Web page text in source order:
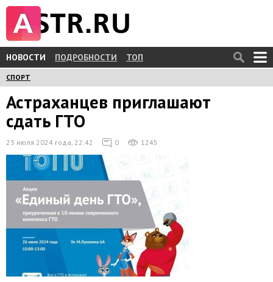
НОВОСТИ ПОДРОБНОСТИ ТОП
СПОРТ
Астраханцев приглашают
сдать ГТО
23 июля 2024 года, 22:42 0 1245